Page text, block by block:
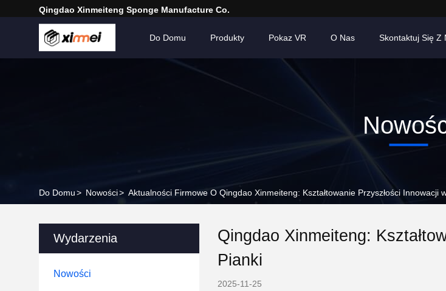
Qingdao Xinmeiteng Sponge Manufacture Co.
Do Domu Produkty Pokaz VR O Nas Skontaktuj Się Z
Do Domu> Nowości> Aktualności Firmowe O Qingdao Xinmeiteng: Kształtowanie Przyszłości Innowacji
Wydarzenia
Nowości
Qingdao Xinmeiteng:
Pianki
2025-11-25